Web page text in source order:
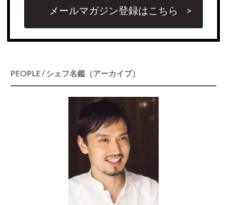
メールマガジン登録はこちら
PEOPLE / シェフ名鑑（アーカイブ）